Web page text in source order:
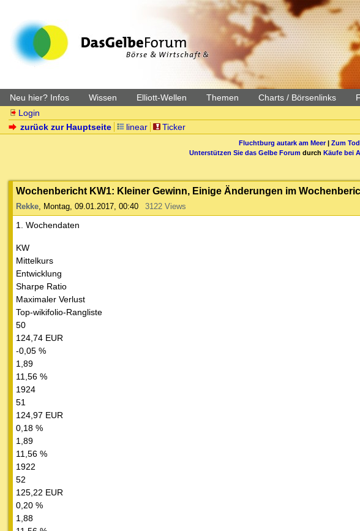
Neu hier? Infos Wissen Elliott-Wellen Themen Charts / Börsenlinks
Login
zurück zur Hauptseite
linear Ticker
Fluchtburg autark am Meer| Zum
Unterstützen Sie das Gelbe Forum durch Käufe bei
Wochenbericht KW1: Kleiner Gewinn, Einige Änderungen im
Rekke, Montag, 09.01.2017, 00:40 3122 Views
1. Wochendaten
KW
Mittelkurs
Entwicklung
Sharpe Ratio
Maximaler Verlust
Top-wikifolio-Rangliste
50
124,74 EUR
-0,05 %
1,89
11,56 %
1924
51
124,97 EUR
0,18 %
1,89
11,56 %
1922
52
125,22 EUR
0,20 %
1,88